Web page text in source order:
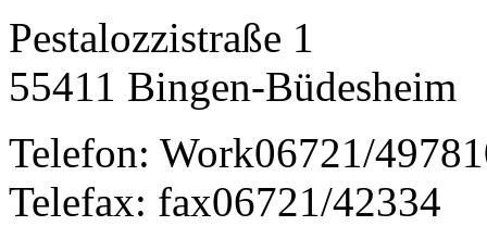
Pestalozzistraße 1
55411 Bingen-Büdesheim
Telefon: Work06721/
Telefax: fax06721/42334